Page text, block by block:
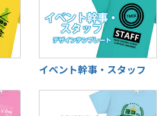
イベント幹事・スタッフ